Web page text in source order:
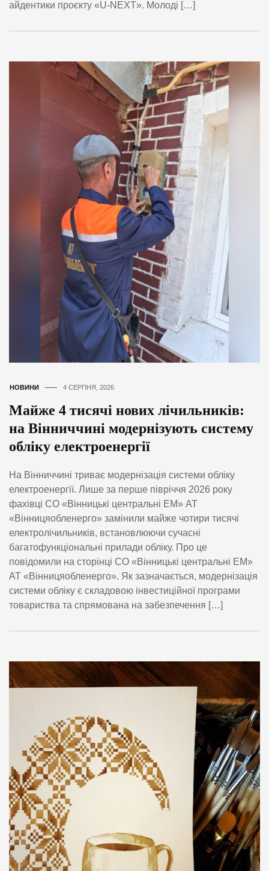
айдентики проєкту «U-NEXT». Молоді […]
НОВИНИ 4 СЕРПНЯ, 2026
Майже 4 тисячі нових лічильників:
на Вінниччині модернізують систему
обліку електроенергії
На Вінниччині триває модернізація системи обліку
електроенергії. Лише за перше півріччя 2026 року
фахівці СО «Вінницькі центральні ЕМ» АТ
«Вінницяобленерго» замінили майже чотири тисячі
електролічильників, встановлюючи сучасні
багатофункціональні прилади обліку. Про це
повідомили на сторінці СО «Вінницькі центральні ЕМ»
АТ «Вінницяобленерго». Як зазначається, модернізація
системи обліку є складовою інвестиційної програми
товариства та спрямована на забезпечення […]